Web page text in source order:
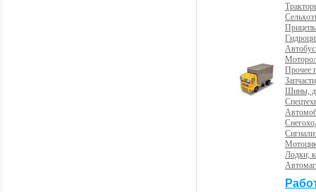
Прочее
Шины,
Лодки,